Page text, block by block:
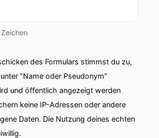
des Formulars stimmst du zu,
"Name oder Pseudonym"
und öffentlich angezeigt werden
keine IP-Adressen oder andere
Daten. Die Nutzung deines echten